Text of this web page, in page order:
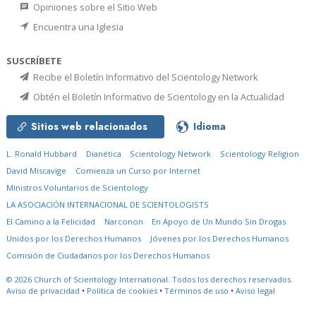
Opiniones sobre el Sitio Web
Encuentra una Iglesia
SUSCRÍBETE
Recibe el Boletín Informativo del Scientology Network
Obtén el Boletín Informativo de Scientology en la Actualidad
Sitios web relacionados Idioma
L. Ronald Hubbard Dianética Scientology Network
Scientology Religion
David Miscavige
Comienza un Curso por Internet
Ministros Voluntarios de Scientology
LA ASOCIACIÓN INTERNACIONAL DE SCIENTOLOGISTS
El Camino a la Felicidad
Narconon
En Apoyo de Un Mundo Sin Drogas
Unidos por los Derechos Humanos
Jóvenes por los Derechos Humanos
Comisión de Ciudadanos por los Derechos Humanos
© 2026 Church of Scientology International. Todos los derechos reservados.
Aviso de privacidad • Política de cookies • Términos de uso • Aviso legal